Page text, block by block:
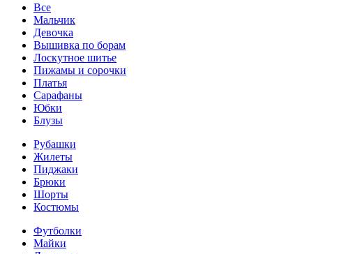
Все
Мальчик
Девочка
Вышивка по борам
Лоскутное шитье
Пижамы и сорочки
Платья
Сарафаны
Юбки
Блузы
Рубашки
Жилеты
Пиджаки
Брюки
Шорты
Костюмы
Футболки
Майки